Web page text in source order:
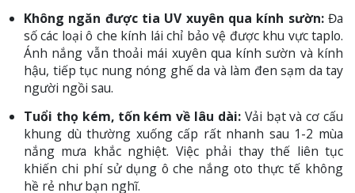
Không ngăn được tia UV xuyên qua kính sườn:Đa
số các loại ô che kính lái chỉ bảo vệ được khu vực taplo.
Ánh nắng vẫn thoải mái xuyên qua kính sườn và kính
hậu, tiếp tục nung nóng ghế da và làm đen sạm da tay
người ngồi sau.
Tuổi thọ kém, tốn kém về lâu dài:Vải bạt và cơ cấu
khung dù thường xuống cấp rất nhanh sau 1-2 mùa
nắng mưa khắc nghiệt. Việc phải thay thế liên tục
khiến chi phí sử dụng ô che nắng oto thực tế không
hề rẻ như bạn nghĩ.